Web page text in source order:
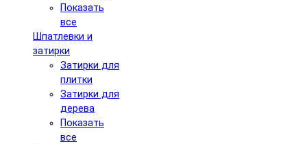
Показать
все
Шпатлевки и
затирки
Затирки для
плитки
Затирки для
дерева
Показать
все